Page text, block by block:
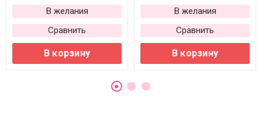
В желания
Сравнить
В корзину
В желания
Сравнить
В корзину